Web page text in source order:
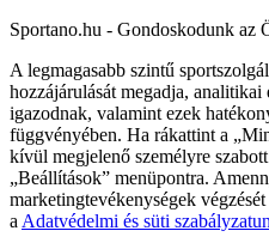
Sportano.hu - Gondoskodunk az
A legmagasabb szintű
hozzájárulását megadja,
igazodnak, valamint ezek
függvényében. Ha rákattint a
kívül megjelenő személyre
„Beállítások” menüpontra.
marketingtevékenységek
a Adatvédelmi és süti